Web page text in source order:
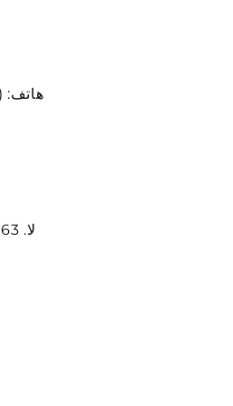
هاتف: (+90) 212234